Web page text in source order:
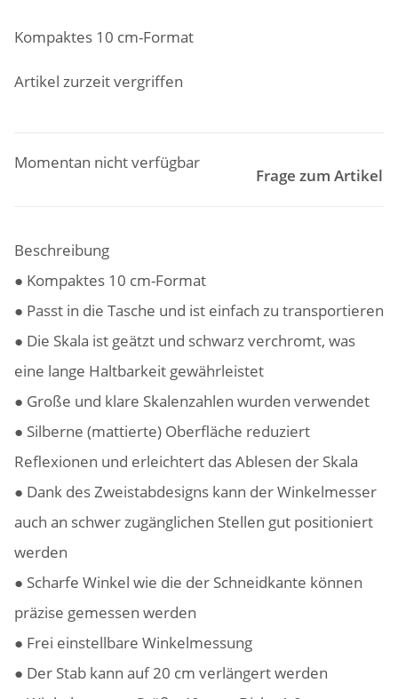
Kompaktes 10 cm-Format
Artikel zurzeit vergriffen
Momentan nicht verfügbar
Frage zum Artikel
Beschreibung
● Kompaktes 10 cm-Format
● Passt in die Tasche und ist einfach zu transportieren
● Die Skala ist geätzt und schwarz verchromt, was
eine lange Haltbarkeit gewährleistet
● Große und klare Skalenzahlen wurden verwendet
● Silberne (mattierte) Oberfläche reduziert
Reflexionen und erleichtert das Ablesen der Skala
● Dank des Zweistabdesigns kann der Winkelmesser
auch an schwer zugänglichen Stellen gut positioniert
werden
● Scharfe Winkel wie die der Schneidkante können
präzise gemessen werden
● Frei einstellbare Winkelmessung
● Der Stab kann auf 20 cm verlängert werden